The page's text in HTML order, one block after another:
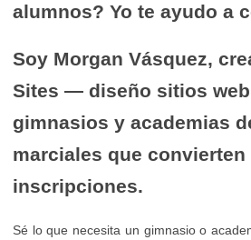
alumnos? Yo te ayudo a
Soy Morgan Vásquez,
Sites — diseño sitios
gimnasios y academias
marciales que
inscripciones.
Sé lo que necesita un gimnasio o